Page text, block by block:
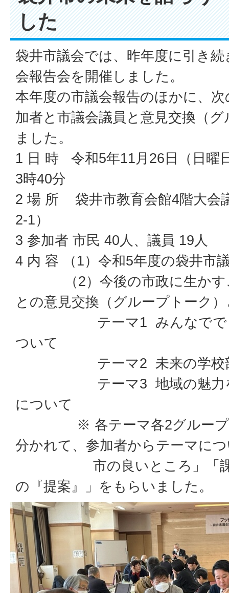
した
袋井市議会では、昨年度に引き
会報告会を開催しました。
本年度の市議会報告のほかに、
加者と市議会議員と意見交換（
ました。
1 日 時 令和5年11月26日（日曜
3時40分
2 場 所 袋井市教育会館4階大会
2-1）
3 参加者 市民 40人、議員 19人
4 内 容 （1）令和5年度の袋井市
（2）今後の市政に生かす
との意見交換（グループトーク
テーマ1 みんなでできる
ついて
テーマ2 未来の学校部
テーマ3 地域の魅力を活
について
※ 各テーマ各2グループ（
分かれて、参加者からテーマに
市の良いところ」「課題
の『提案』」をもらいました。